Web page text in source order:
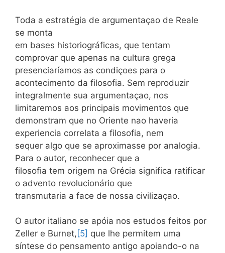
Toda a estratégia de argumentaçao de Reale
se monta
em bases historiográficas, que tentam
comprovar que apenas na cultura grega
presenciaríamos as condiçoes para o
acontecimento da filosofia. Sem reproduzir
integralmente sua argumentaçao, nos
limitaremos aos principais movimentos que
demonstram que no Oriente nao haveria
experiencia correlata a filosofia, nem
sequer algo que se aproximasse por analogia.
Para o autor, reconhecer que a
filosofia tem origem na Grécia significa ratificar
o advento revolucionário que
transmutaria a face de nossa civilizaçao.
O autor italiano se apóia nos estudos feitos por
Zeller e Burnet, [5] que lhe permitem uma
síntese do pensamento antigo apoiando-o na